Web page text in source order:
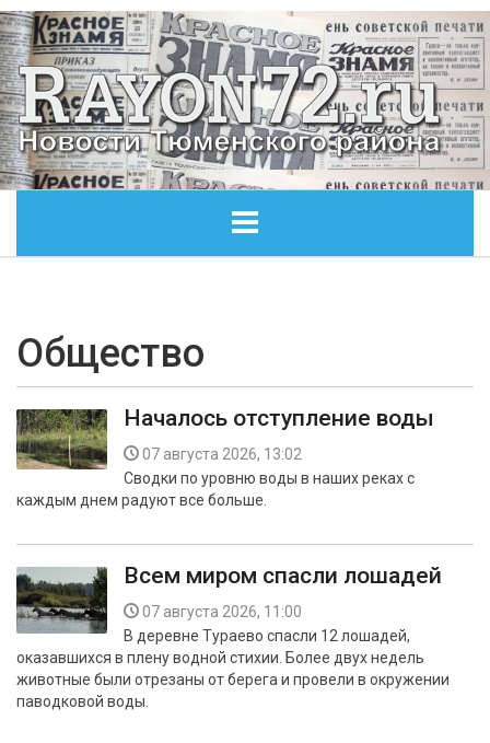
ОБЩЕСТВО
ЭКОНОМИКА
КУЛЬТУРА
БЕЗОПАСНОСТЬ
АРХИВ PDF
Общество
Началось отступление воды
07 августа 2026, 13:02
Сводки по уровню воды в наших реках с
каждым днем радуют все больше.
Всем миром спасли лошадей
07 августа 2026, 11:00
В деревне Тураево спасли 12 лошадей,
оказавшихся в плену водной стихии. Более двух недель
животные были отрезаны от берега и провели в окружении
паводковой воды.